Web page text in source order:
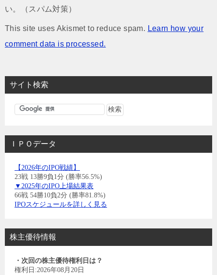
い。（スパム対策）
This site uses Akismet to reduce spam. Learn how your
comment data is processed.
サイト検索
ＩＰＯデータ
【2026年のIPO戦績】
23戦 13勝9負1分 (勝率56.5%)
▼2025年のIPO上場結果表
66戦 54勝10負2分 (勝率81.8%)
IPOスケジュールを詳しく見る
株主優待情報
・次回の株主優待権利日は？
権利日:2026年08月20日